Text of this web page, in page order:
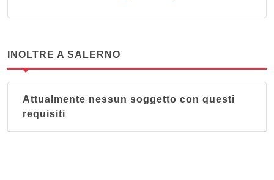
INOLTRE A SALERNO
Attualmente nessun soggetto con questi
requisiti